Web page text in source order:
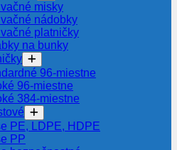
misky
nádobky
platničky
na bunky
96-miestne
96-miestne
384-miestne
PE, LDPE, HDPE
PP